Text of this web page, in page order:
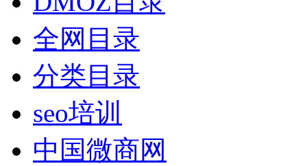
全网目录
分类目录
seo培训
中国微商网